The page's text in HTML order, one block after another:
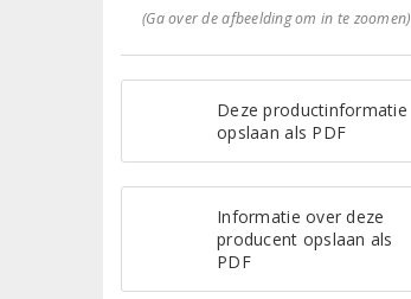
(Ga over de afbeelding om in te zoomen)
Deze productinformatie
opslaan als PDF
Informatie over deze
producent opslaan als
PDF